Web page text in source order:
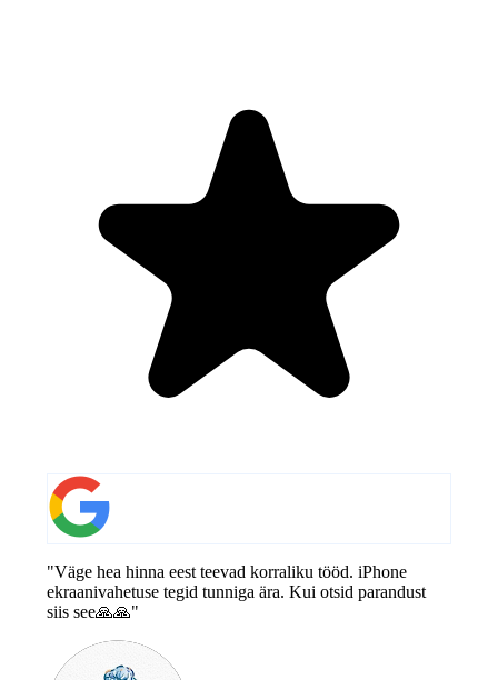
"Väge hea hinna eest teevad korraliku tööd. iPhone
ekraanivahetuse tegid tunniga ära. Kui otsid parandust
siis see🙏🙏"